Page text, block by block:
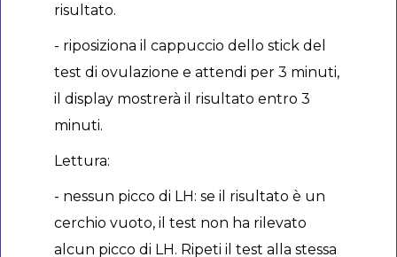
risultato.
- riposiziona il cappuccio dello stick del
test di ovulazione e attendi per 3 minuti,
il display mostrerà il risultato entro 3
minuti.
Lettura:
- nessun picco di LH: se il risultato è un
cerchio vuoto, il test non ha rilevato
alcun picco di LH. Ripeti il test alla stessa